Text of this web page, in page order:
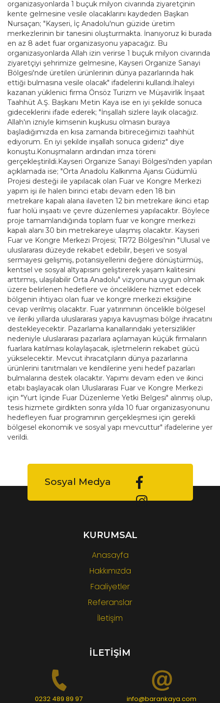
organizasyonlarda 1 buçuk milyon civarında ziyaretçinin
kente gelmesine vesile olacaklarını kaydeden Başkan
Nursaçan; "Kayseri, İç Anadolu'nun güzide üretim
merkezlerinin bir tanesini oluşturmakta. İnanıyoruz ki burada
en az 8 adet fuar organizasyonu yapacağız. Bu
organizasyonlarda Allah izin verirse 1 buçuk milyon civarında
ziyaretçiyi şehrimize gelmesine, Kayseri Organize Sanayi
Bölgesi'nde üretilen ürünlerinin dünya pazarlarında hak
ettiği bulmasına vesile olacak" ifadelerini kullandı.İhaleyi
kazanan yüklenici firma Önsöz Turizm ve Müşavirlik İnşaat
Taahhüt A.Ş. Başkanı Metin Kaya ise en iyi şekilde sonuca
gideceklerini ifade ederek; "İnşallah sizlere layık olacağız.
Allah'ın izniyle kimsenin kuşkusu olmasın buraya
başladığımızda en kısa zamanda bitireceğimizi taahhüt
ediyorum. En iyi şekilde inşallah sonuca gideriz" diye
konuştu.Konuşmaların ardından imza töreni
gerçekleştirildi.Kayseri Organize Sanayi Bölgesi'nden yapılan
açıklamada ise; "Orta Anadolu Kalkınma Ajansı Güdümlü
Projesi desteği ile yapılacak olan Fuar ve Kongre Merkezi
yapım işi ile halen birinci etabı devam eden 18 bin
metrekare kapalı alana ilaveten 12 bin metrekare ikinci etap
fuar holü inşaatı ve çevre düzenlemesi yapılacaktır. Böylece
proje tamamlandığında toplam fuar ve kongre merkezi
kapalı alanı 30 bin metrekareye ulaşmış olacaktır. Kayseri
Fuar ve Kongre Merkezi Projesi; TR72 Bölgesi'nin "Ulusal ve
uluslararası düzeyde rekabet edebilir, beşeri ve sosyal
sermayesi gelişmiş, potansiyellerini değere dönüştürmüş,
kentsel ve sosyal altyapısını geliştirerek yaşam kalitesini
arttırmış, ulaşılabilir Orta Anadolu" vizyonuna uygun olmak
üzere belirlenen hedeflere ve önceliklere hizmet edecek
bölgenin ihtiyacı olan fuar ve kongre merkezi eksiğine
cevap verilmiş olacaktır. Fuar yatırımının öncelikle bölgesel
ve ileriki yıllarda uluslararası yapıya kavuşması bölge ihracatını
destekleyecektir. Pazarlama kanallarındaki yetersizlikler
nedeniyle uluslararası pazarlara açılamayan küçük firmaların
fuarlara katılması kolaylaşacak, işletmelerin rekabet gücü
yükselecektir. Mevcut ihracatçıların dünya pazarlarına
ürünlerini tanıtmaları ve kendilerine yeni hedef pazarları
bulmalarına destek olacaktır. Yapımı devam eden ve ikinci
etabı başlayacak olan Uluslararası Fuar ve Kongre Merkezi
için "Yurt İçinde Fuar Düzenleme Yetki Belgesi" alınmış olup,
tesis hizmete girdikten sonra yılda 10 fuar organizasyonunu
hedefleyen fuar programının gerçekleşmesi için gerekli
bölgesel ekonomik ve sosyal yapı mevcuttur" ifadelerine yer
verildi.
Sosyal Medya
KURUMSAL
Anasayfa
Hakkımızda
Faaliyetler
Referanslar
İletişim
İLETİŞİM
0232 489 89 97 info@barankaya.com